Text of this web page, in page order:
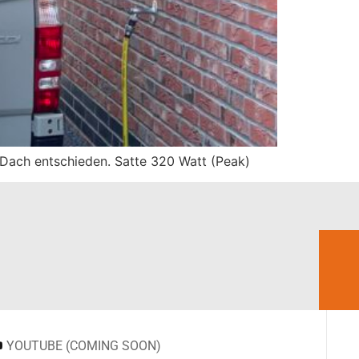
entschieden. Satte 320 Watt (Peak)
YOUTUBE (COMING SOON)